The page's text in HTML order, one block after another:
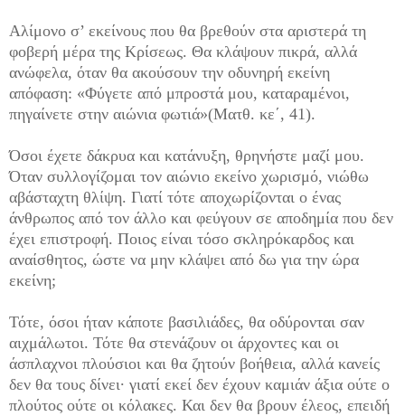
Αλίμονο σ’ εκείνους που θα βρεθούν στα αριστερά τη
φοβερή μέρα της Κρίσεως. Θα κλάψουν πικρά, αλλά
ανώφελα, όταν θα ακούσουν την οδυνηρή εκείνη
απόφαση: «Φύγετε από μπροστά μου, καταραμένοι,
πηγαίνετε στην αιώνια φωτιά»(Ματθ. κε΄, 41).
Όσοι έχετε δάκρυα και κατάνυξη, θρηνήστε μαζί μου.
Όταν συλλογίζομαι τον αιώνιο εκείνο χωρισμό, νιώθω
αβάσταχτη θλίψη. Γιατί τότε αποχωρίζονται ο ένας
άνθρωπος από τον άλλο και φεύγουν σε αποδημία που δεν
έχει επιστροφή. Ποιος είναι τόσο σκληρόκαρδος και
αναίσθητος, ώστε να μην κλάψει από δω για την ώρα
εκείνη;
Τότε, όσοι ήταν κάποτε βασιλιάδες, θα οδύρονται σαν
αιχμάλωτοι. Τότε θα στενάζουν οι άρχοντες και οι
άσπλαχνοι πλούσιοι και θα ζητούν βοήθεια, αλλά κανείς
δεν θα τους δίνει· γιατί εκεί δεν έχουν καμιάν άξια ούτε ο
πλούτος ούτε οι κόλακες. Και δεν θα βρουν έλεος, επειδή